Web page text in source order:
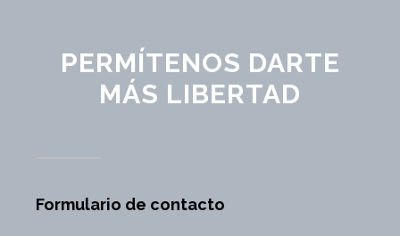
PERMÍTENOS DARTE
MÁS LIBERTAD
Formulario de contacto